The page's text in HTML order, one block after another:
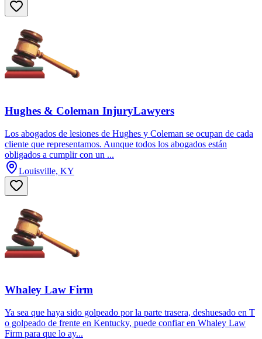
Hughes & Coleman InjuryLawyers
Los abogados de lesiones de Hughes y Coleman se ocupan de cada
cliente que representamos. Aunque todos los abogados están
obligados a cumplir con un ...
Louisville, KY
Whaley Law Firm
Ya sea que haya sido golpeado por la parte trasera, deshuesado en T
o golpeado de frente en Kentucky, puede confiar en Whaley Law
Firm para que lo ay...